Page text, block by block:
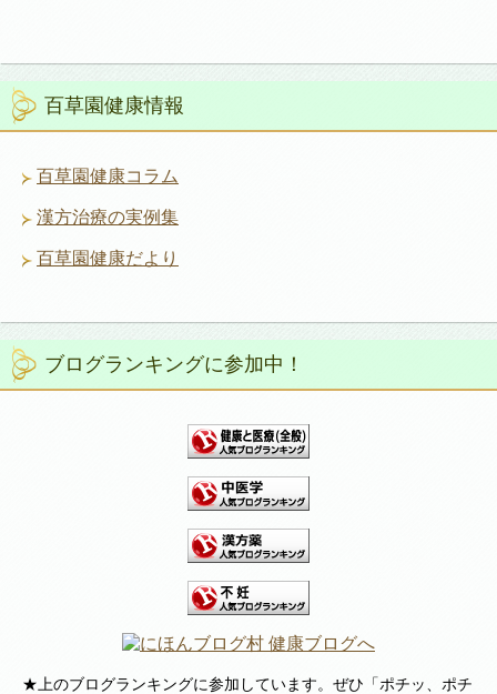
百草園健康情報
百草園健康コラム
漢方治療の実例集
百草園健康だより
ブログランキングに参加中！
★上のブログランキングに参加しています。ぜひ「ポチッ、ポチ